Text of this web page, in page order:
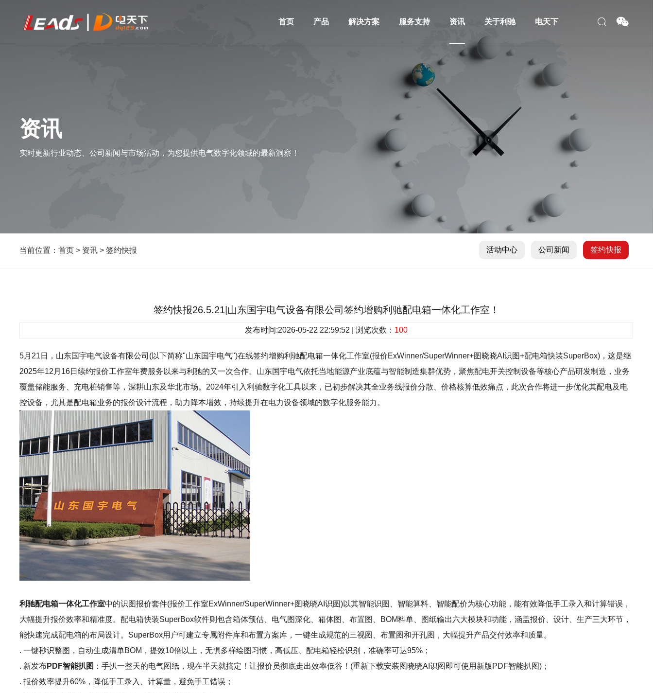
首页 产品 解决方案 服务支持 资讯 关于利驰 电天下
资讯
实时更新行业动态、公司新闻与市场活动，为您提供电气数字化领域的最新洞察！
当前位置：首页 > 资讯 >签约快报 活动中心 公司新闻 签约快报
签约快报26.5.21|山东国宇电气设备有限公司签约增购利驰配电箱一体化工作室！
发布时间:2026-05-22 22:59:52 | 浏览次数： 100
5月21日，山东国宇电气设备有限公司(以下简称"山东国宇电气")在线签约增购利驰配电箱一体化工作室(报价ExWinner/SuperWinner+图晓晓AI识图+配电箱快装SuperBox)，这是继
2025年12月16日续约报价工作室年费服务以来与利驰的又一次合作。山东国宇电气依托当地能源产业底蕴与智能制造集群优势，聚焦配电开关控制设备等核心产品研发制造，业务
覆盖储能服务、充电桩销售等，深耕山东及华北市场。2024年引入利驰数字化工具以来，已初步解决其全业务线报价分散、价格核算低效痛点，此次合作将进一步优化其配电及电
控设备，尤其是配电箱业务的报价设计流程，助力降本增效，持续提升在电力设备领域的数字化服务能力。
利驰配电箱一体化工作室中的识图报价套件(报价工作室ExWinner/SuperWinner+图晓晓AI识图)以其智能识图、智能算料、智能配价为核心功能，能有效降低手工录入和计算错误，
大幅提升报价效率和精准度。配电箱快装SuperBox软件则包含箱体预估、电气图深化、箱体图、布置图、BOM料单、图纸输出六大模块和功能，涵盖报价、设计、生产三大环节，
能快速完成配电箱的布局设计。SuperBox用户可建立专属附件库和布置方案库，一键生成规范的三视图、布置图和开孔图，大幅提升产品交付效率和质量。
. 一键秒识整图，自动生成清单BOM，提效10倍以上，无惧多样绘图习惯，高低压、配电箱轻松识别，准确率可达95%；
. 新发布PDF智能扒图 ：手扒一整天的电气图纸，现在半天就搞定！让报价员彻底走出效率低谷！(重新下载安装图晓晓AI识图即可使用新版PDF智能扒图)；
. 报价效率提升60%，降低手工录入、计算量，避免手工错误；